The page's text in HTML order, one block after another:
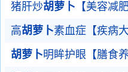
猪肝炒胡萝卜 【美容减
高胡萝卜素血症【疾病大
胡萝卜明眸护眼【膳食养